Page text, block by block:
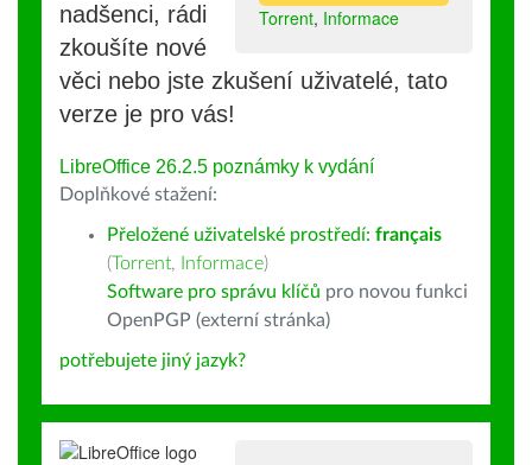
Torrent, Informace
nadšenci, rádi
zkoušíte nové
věci nebo jste zkušení uživatelé, tato
verze je pro vás!
LibreOffice 26.2.5 poznámky k vydání
Doplňkové stažení:
Přeložené uživatelské prostředí: français
(Torrent, Informace)
Software pro správu klíčů pro novou funkci
OpenPGP (externí stránka)
potřebujete jiný jazyk?